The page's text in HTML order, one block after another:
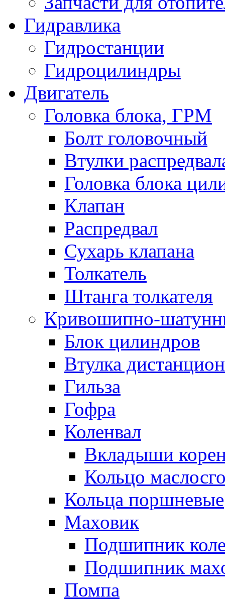
Гидравлика
Гидростанции
Гидроцилиндры
Двигатель
Головка блока, ГРМ
Болт головочный
Втулки
Головка блока
Клапан
Распредвал
Сухарь клапана
Толкатель
Штанга толкателя
Кривошипно-
Блок цилиндров
Втулка
Гильза
Гофра
Коленвал
Вкладыши
Кольцо
Кольца поршневые
Маховик
Подшипник
Подшипник
Помпа